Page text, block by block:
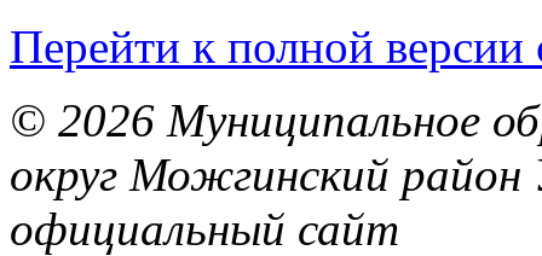
Перейти к полной версии
© 2026 Муниципальное
округ Можгинский район
официальный сайт